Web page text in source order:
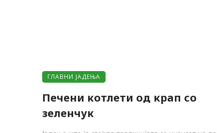
ГЛАВНИ ЈАДЕЊА
Печени котлети од крап со
зеленчук